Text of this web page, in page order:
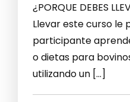
¿PORQUE DEBES
Llevar este curso le
participante
o dietas para
utilizando un […]